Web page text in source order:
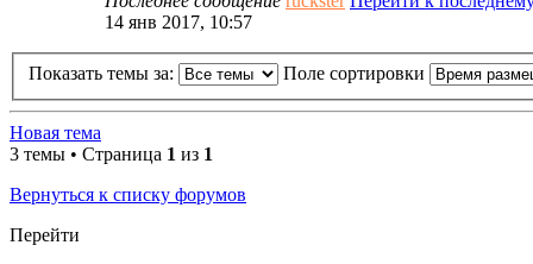
14 янв 2017, 10:57
Показать темы за: Поле сортировки
Новая тема
3 темы • Страница 1 из 1
Вернуться к списку форумов
Перейти